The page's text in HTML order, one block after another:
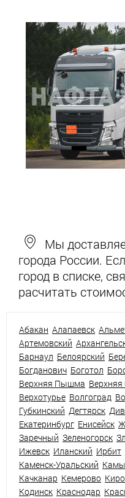
Мы
города России.
город в списке,
расчитать
Абакан Алапаевск
Артемовский
Барнаул Белоярский
Богданович Боготол
Верхняя Пышма
Верхотурье Волгоград
Губкинский Дегтярск
Екатеринбург Енисейск
Заречный Зеленогорск
Ижевск Иланский Ирбит
Каменск-Уральский
Качканар Кемерово
Кодинск Краснодар